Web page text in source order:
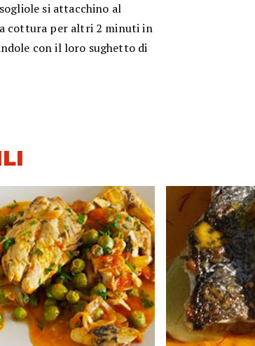
si attacchino al
cottura per altri 2 minuti in
con il loro sughetto di